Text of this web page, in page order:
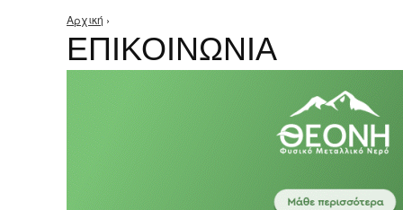
Είστε εδώ
Αρχική ›
ΕΠΙΚΟΙΝΩΝΙΑ